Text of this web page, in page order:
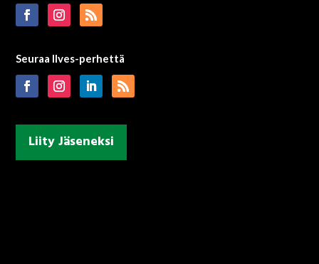
Seuraa Ilves-perhettä
Liity Jäseneksi